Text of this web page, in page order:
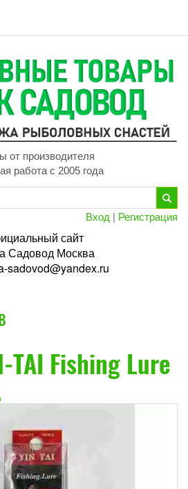
от производителя
работа с 2005 года
Вход | Регистрация
сайт
Садовод Москва
sadovod@yandex.ru
TAI Fishing Lure